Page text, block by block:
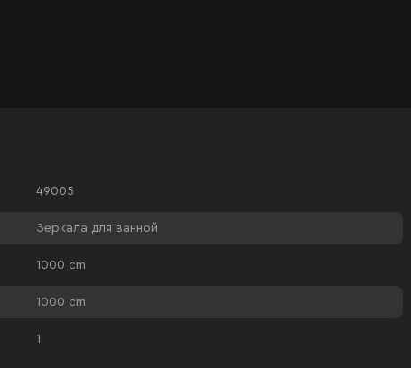
49005
Зеркала для ванной
1000 cm
1000 cm
1